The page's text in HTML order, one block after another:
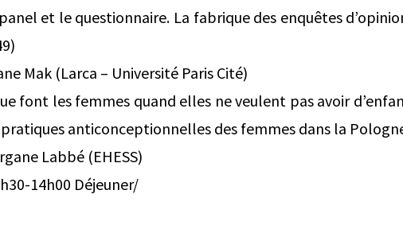
et le questionnaire. La fabrique des enquêtes
Mak (Larca – Université Paris Cité)
font les femmes quand elles ne veulent pas avoir
anticonceptionnelles des femmes dans la
Labbé (EHESS)
14h00 Déjeuner/